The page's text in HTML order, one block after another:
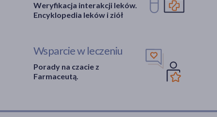
Weryfikacja interakcji leków.
Encyklopedia leków i ziół
Wsparcie w leczeniu
Porady na czacie z
Farmaceutą.